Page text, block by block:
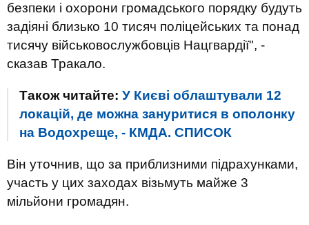
безпеки і охорони громадського порядку будуть
задіяні близько 10 тисяч поліцейських та понад
тисячу військовослужбовців Нацгвардії", -
сказав Тракало.
Також читайте: У Києві облаштували 12
локацій, де можна зануритися в ополонку
на Водохреще, - КМДА. СПИСОК
Він уточнив, що за приблизними підрахунками,
участь у цих заходах візьмуть майже 3
мільйони громадян.